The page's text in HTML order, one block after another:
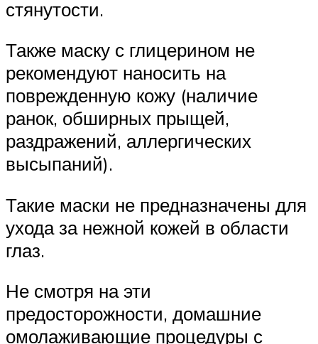
стянутости.
Также маску с глицерином не
рекомендуют наносить на
поврежденную кожу (наличие
ранок, обширных прыщей,
раздражений, аллергических
высыпаний).
Такие маски не предназначены для
ухода за нежной кожей в области
глаз.
Не смотря на эти
предосторожности, домашние
омолаживающие процедуры с